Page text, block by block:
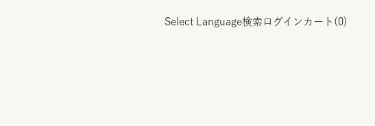
Select Language検索 ログイン カート( 0)